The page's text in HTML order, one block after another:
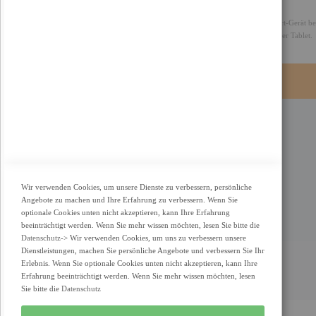
Mit dieser App können Sie Ihren Drucker über Ihr Smart-Gerät
steuern sowie Fehler beheben – alles über Ihr Handy oder Tablet.
Email: info@f-m-shop.de
Wir verwenden Cookies, um unsere Dienste zu verbessern, persönliche
Angebote zu machen und Ihre Erfahrung zu verbessern. Wenn Sie
optionale Cookies unten nicht akzeptieren, kann Ihre Erfahrung
beeinträchtigt werden. Wenn Sie mehr wissen möchten, lesen Sie bitte die
Datenschutz-> Wir verwenden Cookies, um uns zu verbessern unsere
Dienstleistungen, machen Sie persönliche Angebote und verbessern Sie Ihr
Erlebnis. Wenn Sie optionale Cookies unten nicht akzeptieren, kann Ihre
Erfahrung beeinträchtigt werden. Wenn Sie mehr wissen möchten, lesen
Sie bitte die Datenschutz